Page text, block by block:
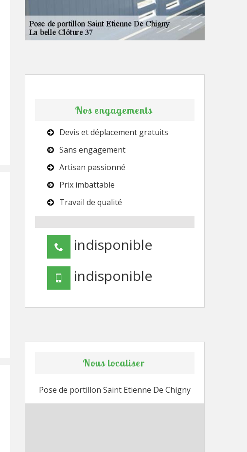
Nos engagements
Devis et déplacement gratuits
Sans engagement
Artisan passionné
Prix imbattable
Travail de qualité
indisponible
indisponible
Nous localiser
Pose de portillon Saint Etienne De Chigny